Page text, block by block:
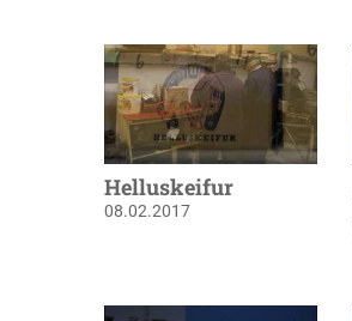
Helluskeifur
08.02.2017